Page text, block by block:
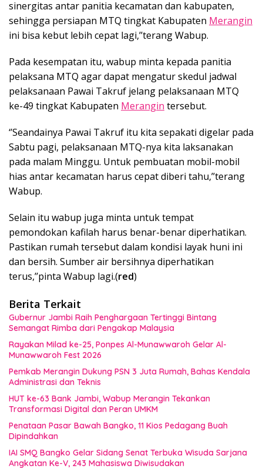
sinergitas antar panitia kecamatan dan kabupaten,
sehingga persiapan MTQ tingkat Kabupaten Merangin
ini bisa kebut lebih cepat lagi,’’terang Wabup.
Pada kesempatan itu, wabup minta kepada panitia
pelaksana MTQ agar dapat mengatur skedul jadwal
pelaksanaan Pawai Takruf jelang pelaksanaan MTQ
ke-49 tingkat Kabupaten Merangin tersebut.
‘’Seandainya Pawai Takruf itu kita sepakati digelar pada
Sabtu pagi, pelaksanaan MTQ-nya kita laksanakan
pada malam Minggu. Untuk pembuatan mobil-mobil
hias antar kecamatan harus cepat diberi tahu,’’terang
Wabup.
Selain itu wabup juga minta untuk tempat
pemondokan kafilah harus benar-benar diperhatikan.
Pastikan rumah tersebut dalam kondisi layak huni ini
dan bersih. Sumber air bersihnya diperhatikan
terus,’’pinta Wabup lagi.(red)
Berita Terkait
Gubernur Jambi Raih Penghargaan Tertinggi Bintang
Semangat Rimba dari Pengakap Malaysia
Rayakan Milad ke-25, Ponpes Al-Munawwaroh Gelar Al-
Munawwaroh Fest 2026
Pemkab Merangin Dukung PSN 3 Juta Rumah, Bahas Kendala
Administrasi dan Teknis
HUT ke-63 Bank Jambi, Wabup Merangin Tekankan
Transformasi Digital dan Peran UMKM
Penataan Pasar Bawah Bangko, 11 Kios Pedagang Buah
Dipindahkan
IAI SMQ Bangko Gelar Sidang Senat Terbuka Wisuda Sarjana
Angkatan Ke-V, 243 Mahasiswa Diwisudakan